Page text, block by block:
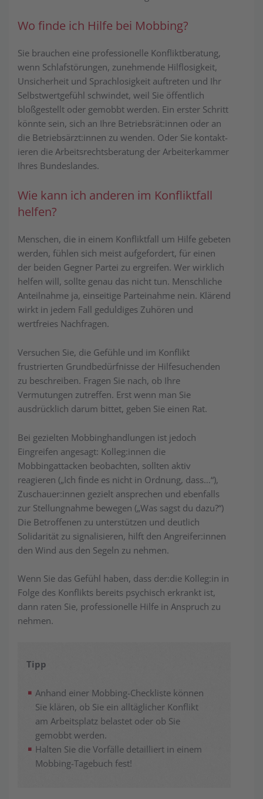
Wo finde ich Hilfe bei Mobbing?
Sie brauchen eine professionelle Konfliktberatung,
wenn Schlafstörungen, zu­nehm­ende Hilflosigkeit,
Unsicherheit und Sprachlosigkeit auftreten und Ihr
Selbst­wert­ge­fühl schwindet, weil Sie öffentlich
bloßgestellt oder gemobbt wer­den. Ein erster Schritt
könnte sein, sich an Ihre Betriebsrät:innen oder an
die Betriebsärzt:innen zu wenden. Oder Sie kon­takt­
ier­en die Arbeitsrechtsberatung der Arbeiterkammer
Ihres Bundeslandes.
Wie kann ich anderen im Konfliktfall
helfen?
Menschen, die in einem Konfliktfall um Hilfe gebeten
werden, fühlen sich meist aufgefordert, für einen
der beiden Gegner Partei zu ergreifen. Wer wirk­lich
helfen will, sollte genau das nicht tun. Menschliche
Anteilnahme ja, ein­seit­ige Parteinahme nein. Klärend
wirkt in jedem Fall geduldiges Zuhören und
wertfreies Nachfragen.
Versuchen Sie, die Gefühle und im Konflikt
frustrierten Grundbedürfnisse der Hilfesuchenden
zu beschreiben. Fragen Sie nach, ob Ihre
Vermutungen zu­treff­en. Erst wenn man Sie
ausdrücklich darum bittet, geben Sie einen Rat.
Bei gezielten Mobbinghandlungen ist jedoch
Eingreifen angesagt: Kolleg:innen die
Mobbingattacken beobachten, sollten aktiv
reagieren („Ich finde es nicht in Ordnung, dass…“),
Zuschauer:innen gezielt ansprechen und ebenfalls
zur Stell­ung­nahme bewegen („Was sagst du dazu?“)
Die Betroffenen zu unter­stützen und deutlich
Solidarität zu signalisieren, hilft den Angreifer:innen
den Wind aus den Segeln zu nehmen.
Wenn Sie das Gefühl haben, dass der:die Kolleg:in in
Folge des Kon­flikts bereits psychisch erkrankt ist,
dann raten Sie, professionelle Hilfe in An­spruch zu
nehmen.
Tipp
Anhand einer Mobbing-Checkliste können
Sie klären, ob Sie ein alltäglicher Konflikt
am Arbeitsplatz belastet oder ob Sie
gemobbt werden.
Halten Sie die Vorfälle detailliert in einem
Mobbing-Tagebuch fest!